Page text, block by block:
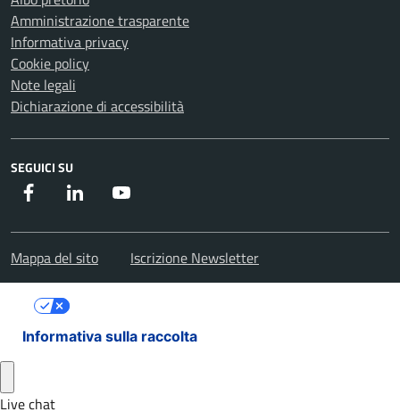
Amministrazione trasparente
Informativa privacy
Cookie policy
Note legali
Dichiarazione di accessibilità
SEGUICI SU
Facebook Instagram
Mappa del sito Iscrizione Newsletter
Informativa sulla raccolta
Le tue preferenze relative alla privacy